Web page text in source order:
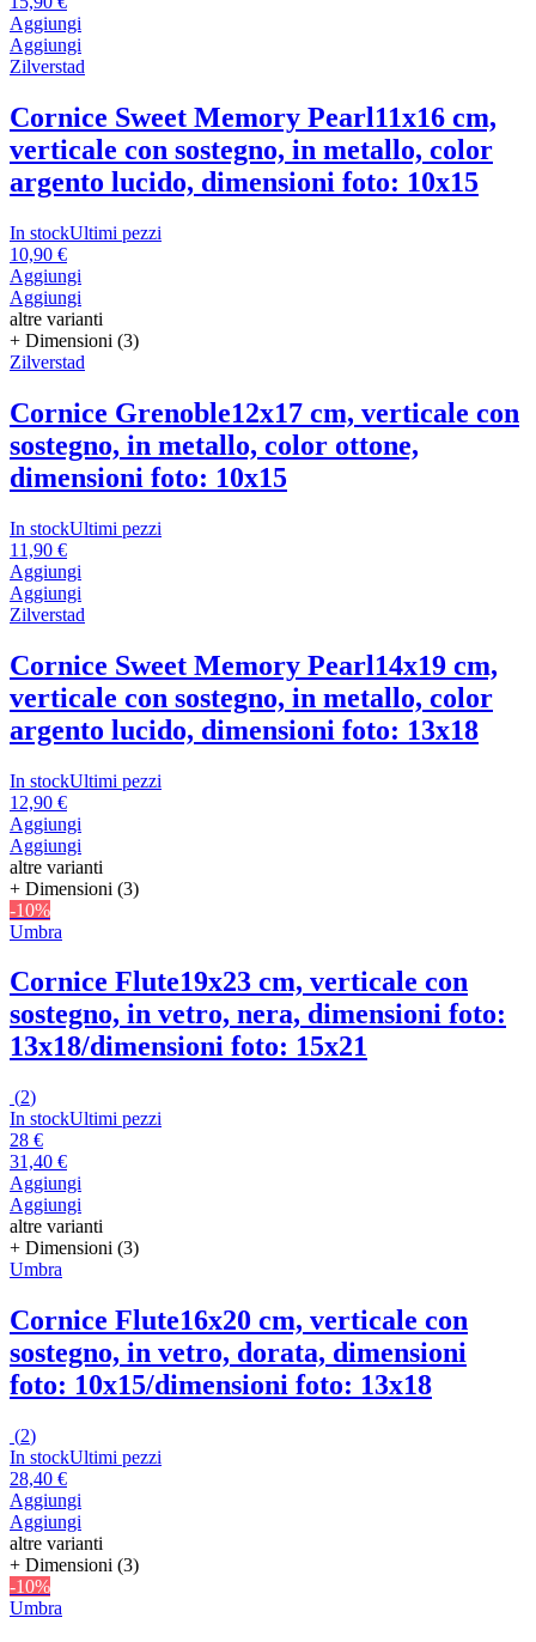
Aggiungi
Aggiungi
Zilverstad
Cornice Sweet Memory Pearl11x16 cm,
verticale con sostegno, in metallo, color
argento lucido, dimensioni foto: 10x15
In stockUltimi pezzi
10,90 €
Aggiungi
Aggiungi
altre varianti
+ Dimensioni (3)
Zilverstad
Cornice Grenoble12x17 cm, verticale con
sostegno, in metallo, color ottone,
dimensioni foto: 10x15
In stockUltimi pezzi
11,90 €
Aggiungi
Aggiungi
Zilverstad
Cornice Sweet Memory Pearl14x19 cm,
verticale con sostegno, in metallo, color
argento lucido, dimensioni foto: 13x18
In stockUltimi pezzi
12,90 €
Aggiungi
Aggiungi
altre varianti
+ Dimensioni (3)
-10%
Umbra
Cornice Flute19x23 cm, verticale con
sostegno, in vetro, nera, dimensioni foto:
13x18/dimensioni foto: 15x21
(2)
In stockUltimi pezzi
28 €
31,40 €
Aggiungi
Aggiungi
altre varianti
+ Dimensioni (3)
Umbra
Cornice Flute16x20 cm, verticale con
sostegno, in vetro, dorata, dimensioni
foto: 10x15/dimensioni foto: 13x18
(2)
In stockUltimi pezzi
28,40 €
Aggiungi
Aggiungi
altre varianti
+ Dimensioni (3)
-10%
Umbra